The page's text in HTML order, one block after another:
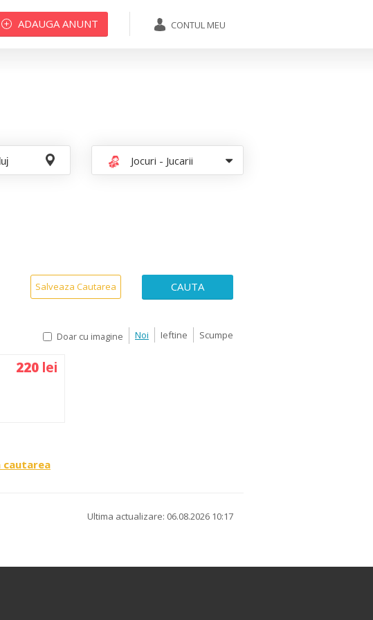
CONTUL MEU
ADAUGA ANUNT
Jocuri - Jucarii
Salveaza Cautarea CAUTA
Doar cu imagine Noi Ieftine Scumpe
220 lei
cautarea
Ultima actualizare: 06.08.2026 10:17